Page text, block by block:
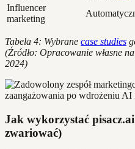
Influencer
marketing
Tabela 4: Wybrane case studies
(Źródło: Opracowanie własne
2024)
Jak wykorzystać
zwariować)